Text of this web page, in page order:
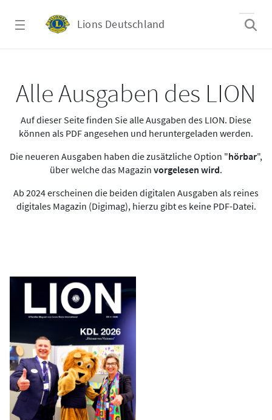
Lions Deutschland
Alle Ausgaben des LION
Auf dieser Seite finden Sie alle Ausgaben des LION. Diese
können als PDF angesehen und heruntergeladen werden.
Die neueren Ausgaben haben die zusätzliche Option "hörbar",
über welche das Magazin vorgelesen wird.
Ab 2024 erscheinen die beiden digitalen Ausgaben als reines
digitales Magazin (Digimag), hierzu gibt es keine PDF-Datei.